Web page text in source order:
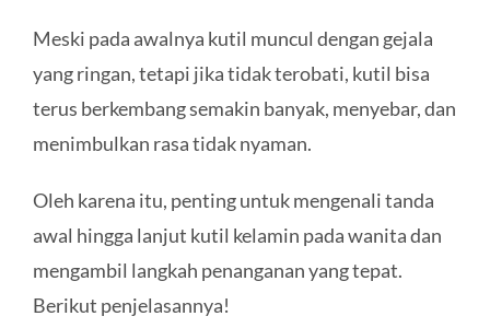
Meski pada awalnya kutil muncul dengan gejala
yang ringan, tetapi jika tidak terobati, kutil bisa
terus berkembang semakin banyak, menyebar, dan
menimbulkan rasa tidak nyaman.
Oleh karena itu, penting untuk mengenali tanda
awal hingga lanjut kutil kelamin pada wanita dan
mengambil langkah penanganan yang tepat.
Berikut penjelasannya!